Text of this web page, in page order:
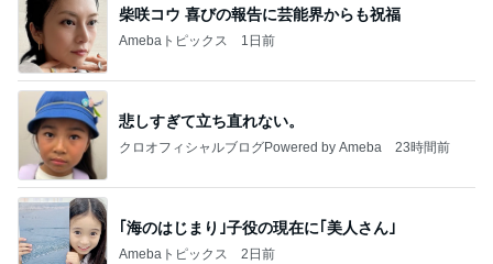
柴咲コウ 喜びの報告に芸能界からも祝福
Amebaトピックス 1日前
悲しすぎて立ち直れない。
クロオフィシャルブログPowered by Ameba 23時間前
｢海のはじまり｣子役の現在に｢美人さん｣
Amebaトピックス 2日前